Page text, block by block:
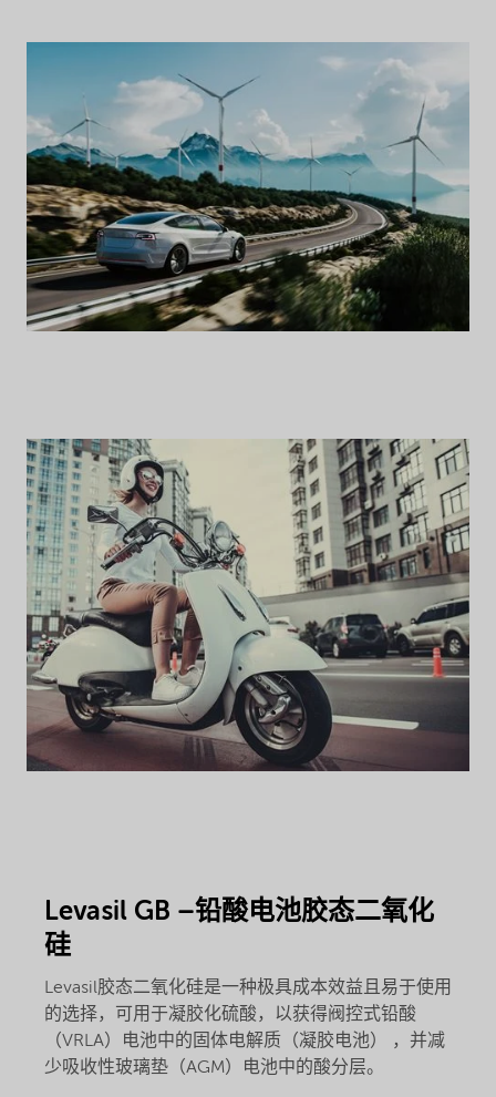
Levasil GB –铅酸电池胶态二氧化
硅
Levasil胶态二氧化硅是一种极具成本效益且易于使用
的选择，可用于凝胶化硫酸，以获得阀控式铅酸
（VRLA）电池中的固体电解质（凝胶电池） ，并减
少吸收性玻璃垫（AGM）电池中的酸分层。